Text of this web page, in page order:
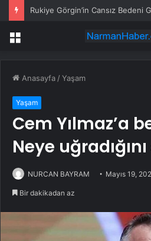
Rukiye Görgin’in Cansız Bedeni
Menü
Anasayfa /Yaşam
Yaşam
Cem Yılmaz’a
Neye uğradığını
NURCAN BAYRAM Mayıs 19,
Bir dakikadan az